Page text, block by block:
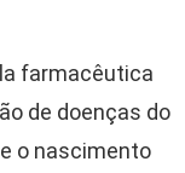
farmacêutica
de doenças do
o nascimento